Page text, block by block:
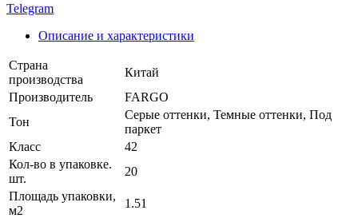
Telegram
Описание и характеристики
Страна
производства
Китай
Производитель
FARGO
Тон
Серые оттенки, Темные оттенки, Под
паркет
Класс
42
Кол-во в упаковке.
шт.
20
Площадь упаковки,
м2
1.51